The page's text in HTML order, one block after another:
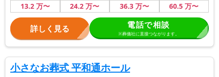
13.2万〜
24.2 万〜
36.3万〜
60.5 万〜
詳しく見る 電話で相談
※葬儀社に直接つながります。
小さなお葬式 平和通ホール